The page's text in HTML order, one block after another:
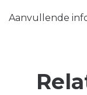
Aanvullende